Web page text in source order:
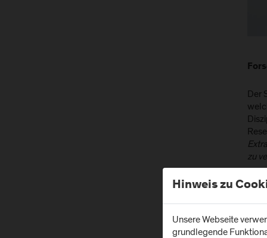
Der
zu
Mit
Hinweis zu
Unsere Webseite
grundlegende